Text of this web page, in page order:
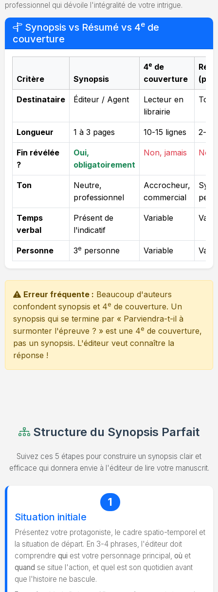
professionnel qui dévoile l'intégralité de votre intrigue.
Synopsis vs Résumé vs 4e de
couverture
Critère Synopsis
4e de
couverture
Destinataire Éditeur / Agent
Lecteur en
librairie
Tout
Longueur 1 à 3 pages 10-15 lignes 2-3
Fin révélée
?
Oui,
obligatoirement
Non, jamais Non
Ton
Neutre,
professionnel
Accrocheur,
commercial
Temps
verbal
Présent de
l'indicatif
Variable
Personne 3e personne Variable
Erreur fréquente : Beaucoup d'auteurs
confondent synopsis et 4e de couverture. Un
synopsis qui se termine par « Parviendra-t-il à
surmonter l'épreuve ? » est une 4e de couverture,
pas un synopsis. L'éditeur veut connaître la
réponse !
Structure du Synopsis Parfait
Suivez ces 5 étapes pour construire un synopsis clair et
efficace qui donnera envie à l'éditeur de lire votre manuscrit.
1
Situation initiale
Présentez votre protagoniste, le cadre spatio-temporel et
la situation de départ. En 3-4 phrases, l'éditeur doit
comprendre qui est votre personnage principal, où et
quand se situe l'action, et quel est son quotidien avant
que l'histoire ne bascule.